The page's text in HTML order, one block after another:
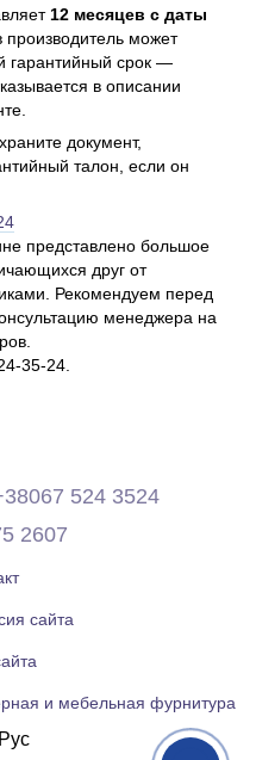
12 месяцев с даты
производитель может
гарантийный срок —
в описании
документ,
талон, если он
представлено большое
друг от
Рекомендуем перед
менеджера на
35-24.
524 3524
2607
сайта
и мебельная фурнитура
Рус